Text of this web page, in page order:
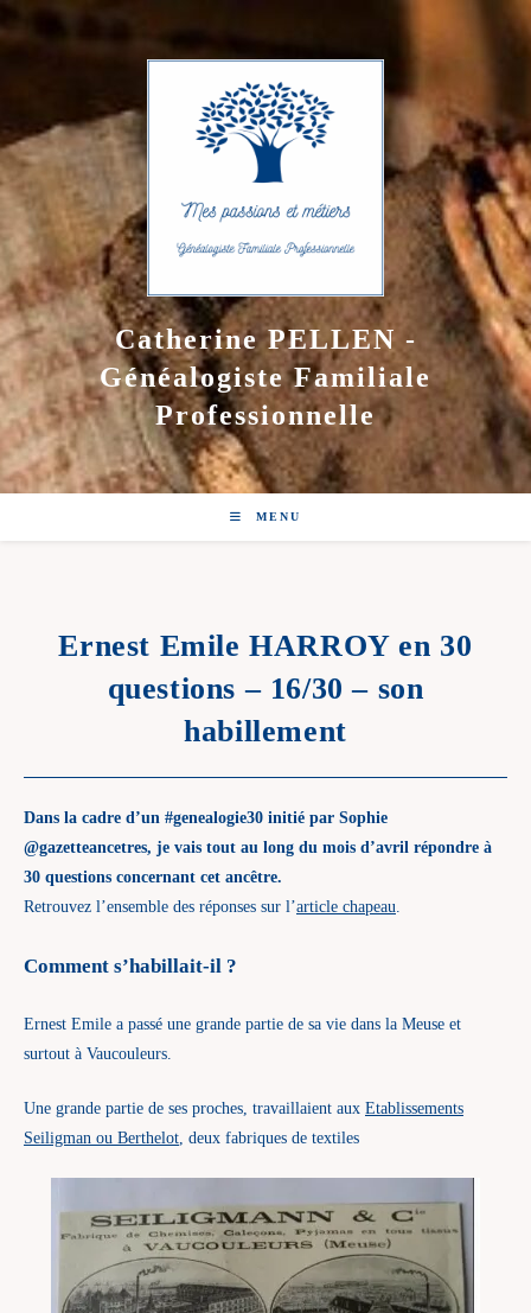
Catherine PELLEN -
Généalogiste Familiale
Professionnelle
MENU
Ernest Emile HARROY en 30
questions – 16/30 – son
habillement
Dans la cadre d’un #genealogie30 initié par Sophie
@gazetteancetres, je vais tout au long du mois d’avril répondre à
30 questions concernant cet ancêtre.
Retrouvez l’ensemble des réponses sur l’article chapeau.
Comment s’habillait-il ?
Ernest Emile a passé une grande partie de sa vie dans la Meuse et
surtout à Vaucouleurs.
Une grande partie de ses proches, travaillaient aux Etablissements
Seiligman ou Berthelot, deux fabriques de textiles